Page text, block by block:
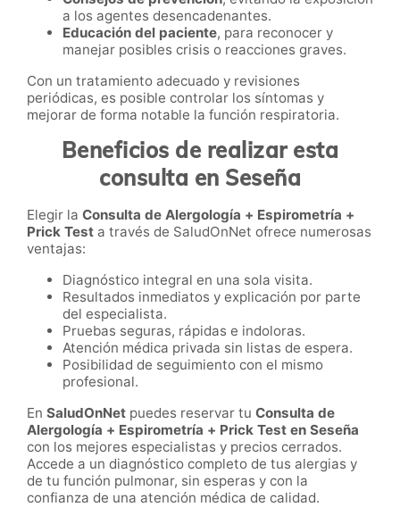
a los agentes desencadenantes.
Educación del paciente, para reconocer y
manejar posibles crisis o reacciones graves.
Con un tratamiento adecuado y revisiones
periódicas, es posible controlar los síntomas y
mejorar de forma notable la función respiratoria.
Beneficios de realizar esta
consulta en Seseña
Elegir la Consulta de Alergología + Espirometría +
Prick Test a través de SaludOnNet ofrece numerosas
ventajas:
Diagnóstico integral en una sola visita.
Resultados inmediatos y explicación por parte
del especialista.
Pruebas seguras, rápidas e indoloras.
Atención médica privada sin listas de espera.
Posibilidad de seguimiento con el mismo
profesional.
En SaludOnNet puedes reservar tu Consulta de
Alergología + Espirometría + Prick Test en Seseña
con los mejores especialistas y precios cerrados.
Accede a un diagnóstico completo de tus alergias y
de tu función pulmonar, sin esperas y con la
confianza de una atención médica de calidad.